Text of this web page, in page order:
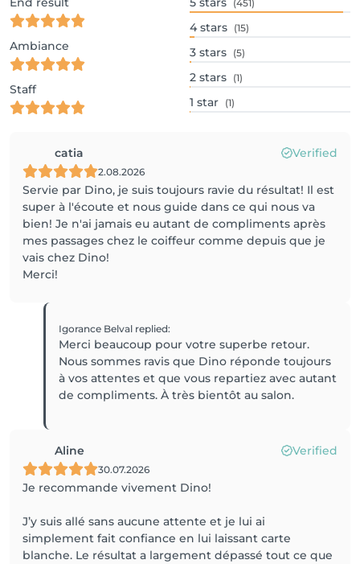
Ambiance
Staff
(451)
4 stars (15)
3 stars (5)
2 stars (1)
1 star (1)
catia Verified
2.08.2026
Servie par Dino, je suis toujours ravie du résultat! Il est
super à l'écoute et nous guide dans ce qui nous va
bien! Je n'ai jamais eu autant de compliments après
mes passages chez le coiffeur comme depuis que je
vais chez Dino!
Merci!
Igorance Belval replied:
Merci beaucoup pour votre superbe retour.
Nous sommes ravis que Dino réponde toujours
à vos attentes et que vous repartiez avec autant
Aline Verified
30.07.2026
Je recommande vivement Dino!
J’y suis allé sans aucune attente et je lui ai
simplement fait confiance en lui laissant carte
blanche. Le résultat a largement dépassé tout ce que